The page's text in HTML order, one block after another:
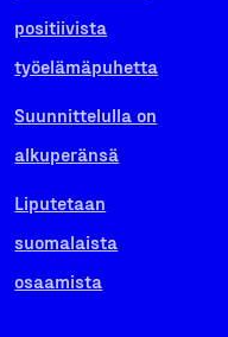
positiivista
työelämäpuhetta
Suunnittelulla on
alkuperänsä
Liputetaan
suomalaista
osaamista